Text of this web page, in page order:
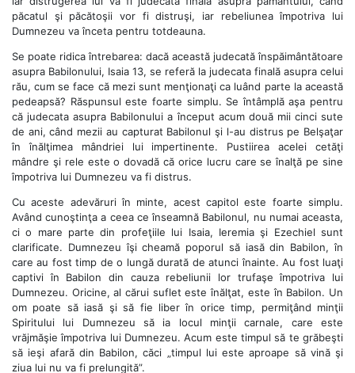
păcatul şi păcătoşii vor fi distruşi, iar rebeliunea împotriva lui
Dumnezeu va înceta pentru totdeauna.
Se poate ridica întrebarea: dacă această judecată înspăimântătoare
asupra Babilonului, Isaia 13, se referă la judecata finală asupra celui
rău, cum se face că mezi sunt menţionaţi ca luând parte la această
pedeapsă? Răspunsul este foarte simplu. Se întâmplă aşa pentru
că judecata asupra Babilonului a început acum două mii cinci sute
de ani, când mezii au capturat Babilonul şi l-au distrus pe Belşaţar
în înălţimea mândriei lui impertinente. Pustiirea acelei cetăţi
mândre şi rele este o dovadă că orice lucru care se înalţă pe sine
împotriva lui Dumnezeu va fi distrus.
Cu aceste adevăruri în minte, acest capitol este foarte simplu.
Având cunoştinţa a ceea ce înseamnă Babilonul, nu numai aceasta,
ci o mare parte din profeţiile lui Isaia, Ieremia şi Ezechiel sunt
clarificate. Dumnezeu îşi cheamă poporul să iasă din Babilon, în
care au fost timp de o lungă durată de atunci înainte. Au fost luaţi
captivi în Babilon din cauza rebeliunii lor trufaşe împotriva lui
Dumnezeu. Oricine, al cărui suflet este înălţat, este în Babilon. Un
om poate să iasă şi să fie liber în orice timp, permiţând minţii
Spiritului lui Dumnezeu să ia locul minţii carnale, care este
vrăjmăşie împotriva lui Dumnezeu. Acum este timpul să te grăbeşti
să ieşi afară din Babilon, căci „timpul lui este aproape să vină şi
ziua lui nu va fi prelungită”.